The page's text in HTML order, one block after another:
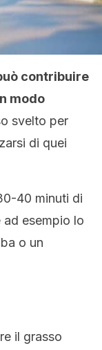
contribuire
modo
svelto per
di quei
40 minuti di
esempio lo
o un
il grasso